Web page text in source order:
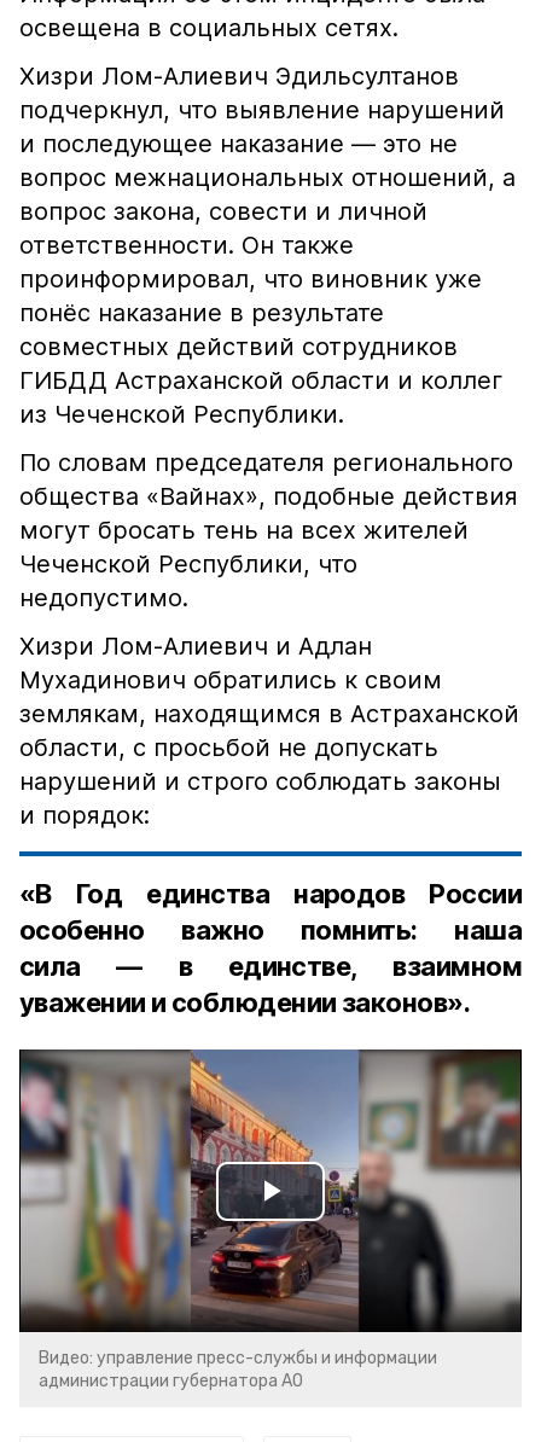
освещена в социальных сетях.
Хизри Лом-Алиевич Эдильсултанов
подчеркнул, что выявление нарушений
и последующее наказание — это не
вопрос межнациональных отношений, а
вопрос закона, совести и личной
ответственности. Он также
проинформировал, что виновник уже
понёс наказание в результате
совместных действий сотрудников
ГИБДД Астраханской области и коллег
из Чеченской Республики.
По словам председателя регионального
общества «Вайнах», подобные действия
могут бросать тень на всех жителей
Чеченской Республики, что
недопустимо.
Хизри Лом-Алиевич и Адлан
Мухадинович обратились к своим
землякам, находящимся в Астраханской
области, с просьбой не допускать
нарушений и строго соблюдать законы
и порядок:
«В Год единства народов России
особенно важно помнить: наша
сила — в единстве, взаимном
уважении и соблюдении законов».
Play
Video
Видео: управление пресс-службы и информации
администрации губернатора АО